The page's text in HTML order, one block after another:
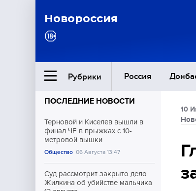
Новороссия
Рубрики Россия
Ближний Восток
Общество
Культура
ПОСЛЕДНИЕ НОВОСТИ
Терновой и Киселёв вышли в
финал ЧЕ в прыжках с 10-
метровой вышки
Общество 06 Августа 13:47
Суд рассмотрит закрыто дело
Жилкина об убийстве мальчика
10